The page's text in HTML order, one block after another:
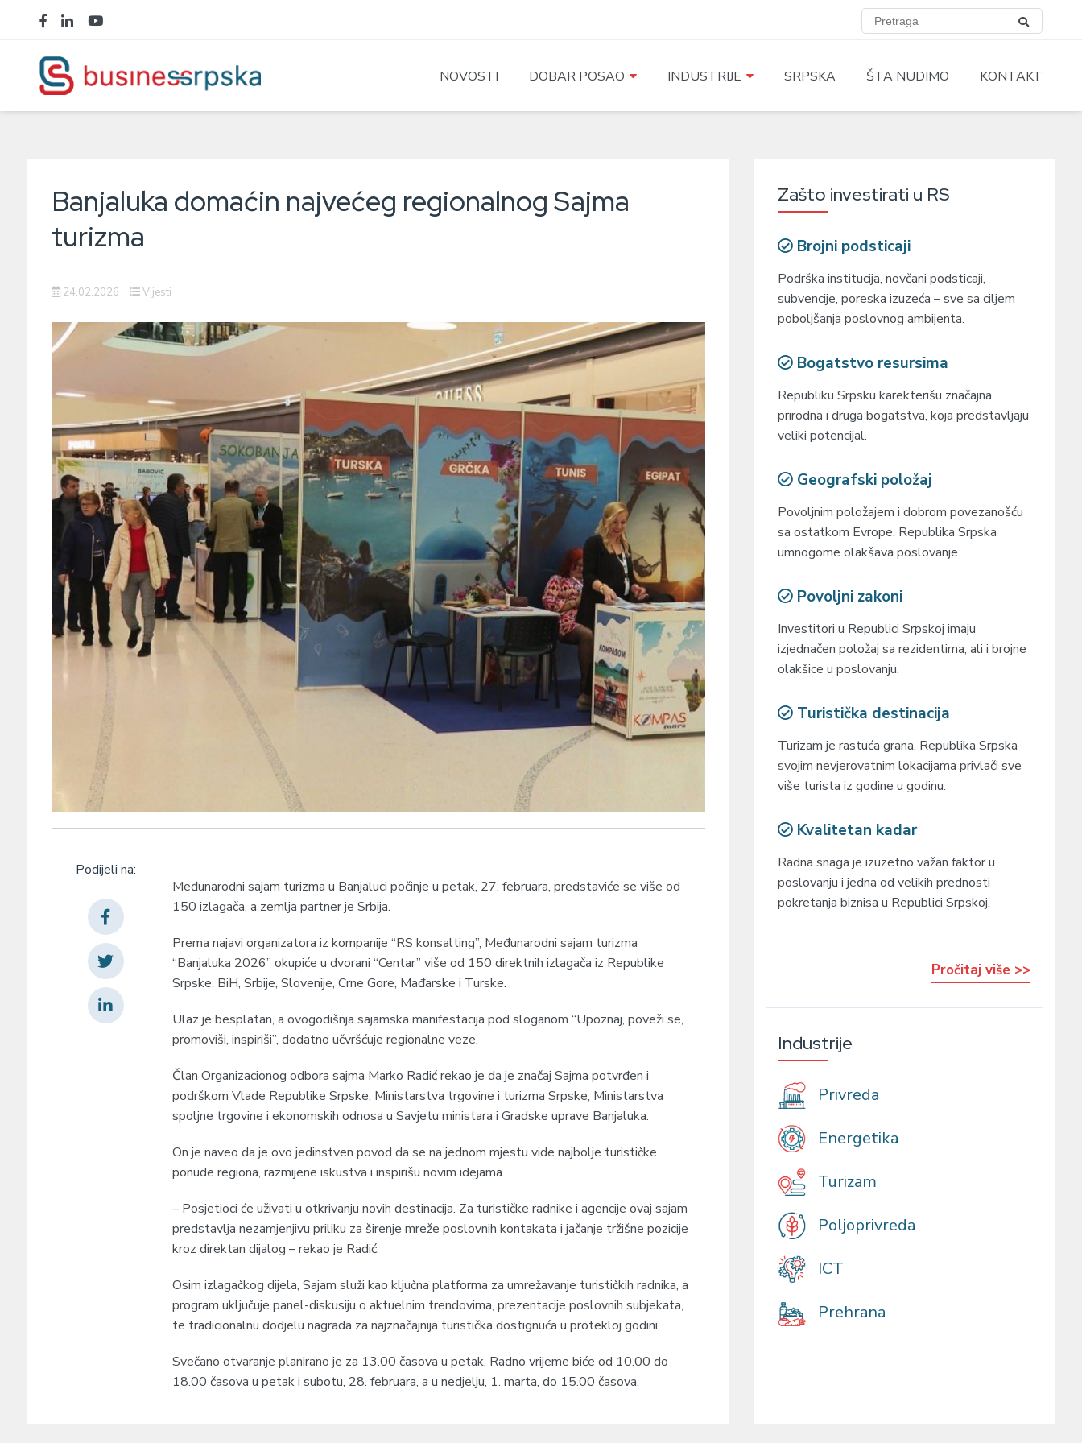
NOVOSTI DOBAR POSAO INDUSTRIJE SRPSKA ŠTA NUDIMO KONTAKT
Banjaluka domaćin najvećeg regionalnog Sajma
turizma
24.02.2026 Vijesti
Podijeli na:
Međunarodni sajam turizma u Banjaluci počinje u petak, 27. februara, predstaviće se više od
150 izlagača, a zemlja partner je Srbija.
Prema najavi organizatora iz kompanije “RS konsalting”, Međunarodni sajam turizma
“Banjaluka 2026” okupiće u dvorani “Centar” više od 150 direktnih izlagača iz Republike
Srpske, BiH, Srbije, Slovenije, Crne Gore, Mađarske i Turske.
Ulaz je besplatan, a ovogodišnja sajamska manifestacija pod sloganom “Upoznaj, poveži se,
promoviši, inspiriši”, dodatno učvršćuje regionalne veze.
Član Organizacionog odbora sajma Marko Radić rekao je da je značaj Sajma potvrđen i
podrškom Vlade Republike Srpske, Ministarstva trgovine i turizma Srpske, Ministarstva
spoljne trgovine i ekonomskih odnosa u Savjetu ministara i Gradske uprave Banjaluka.
On je naveo da je ovo jedinstven povod da se na jednom mjestu vide najbolje turističke
ponude regiona, razmijene iskustva i inspirišu novim idejama.
– Posjetioci će uživati u otkrivanju novih destinacija. Za turističke radnike i agencije ovaj sajam
predstavlja nezamjenjivu priliku za širenje mreže poslovnih kontakata i jačanje tržišne pozicije
kroz direktan dijalog – rekao je Radić.
Osim izlagačkog dijela, Sajam služi kao ključna platforma za umrežavanje turističkih radnika, a
program uključuje panel-diskusiju o aktuelnim trendovima, prezentacije poslovnih subjekata,
te tradicionalnu dodjelu nagrada za najznačajnija turistička dostignuća u protekloj godini.
Svečano otvaranje planirano je za 13.00 časova u petak. Radno vrijeme biće od 10.00 do
18.00 časova u petak i subotu, 28. februara, a u nedjelju, 1. marta, do 15.00 časova.
Zašto investirati u RS
Brojni podsticaji
Podrška institucija, novčani podsticaji,
subvencije, poreska izuzeća – sve sa ciljem
poboljšanja poslovnog ambijenta.
Bogatstvo resursima
Republiku Srpsku karekterišu značajna
prirodna i druga bogatstva, koja predstavljaju
veliki potencijal.
Geografski položaj
Povoljnim položajem i dobrom povezanošću
sa ostatkom Evrope, Republika Srpska
umnogome olakšava poslovanje.
Povoljni zakoni
Investitori u Republici Srpskoj imaju
izjednačen položaj sa rezidentima, ali i brojne
olakšice u poslovanju.
Turistička destinacija
Turizam je rastuća grana. Republika Srpska
svojim nevjerovatnim lokacijama privlači sve
više turista iz godine u godinu.
Kvalitetan kadar
Radna snaga je izuzetno važan faktor u
poslovanju i jedna od velikih prednosti
pokretanja biznisa u Republici Srpskoj.
Pročitaj više >>
Industrije
Privreda
Energetika
Turizam
Poljoprivreda
ICT
Prehrana